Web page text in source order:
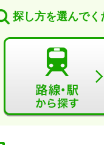
探し方を選んでく